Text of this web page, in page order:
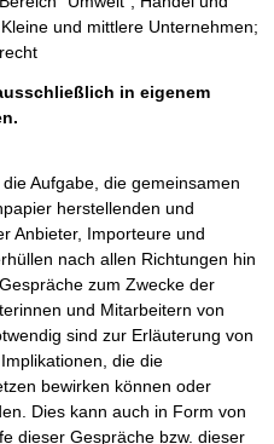
und mittlere Unternehmen;
in eigenem
Aufgabe, die gemeinsamen
herstellenden und
Anbieter, Importeure und
nach allen Richtungen hin
zum Zwecke der
und Mitarbeitern von
sind zur Erläuterung von
die die
bewirken können oder
Dies kann auch in Form von
dieser Gespräche bzw. dieser